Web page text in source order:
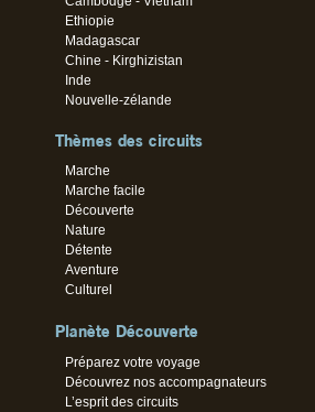
Ethiopie
Madagascar
Chine - Kirghizistan
Inde
Nouvelle-zélande
Thèmes des circuits
Marche
Marche facile
Découverte
Nature
Détente
Aventure
Culturel
Planète Découverte
Préparez votre voyage
Découvrez nos accompagnateurs
L’esprit des circuits